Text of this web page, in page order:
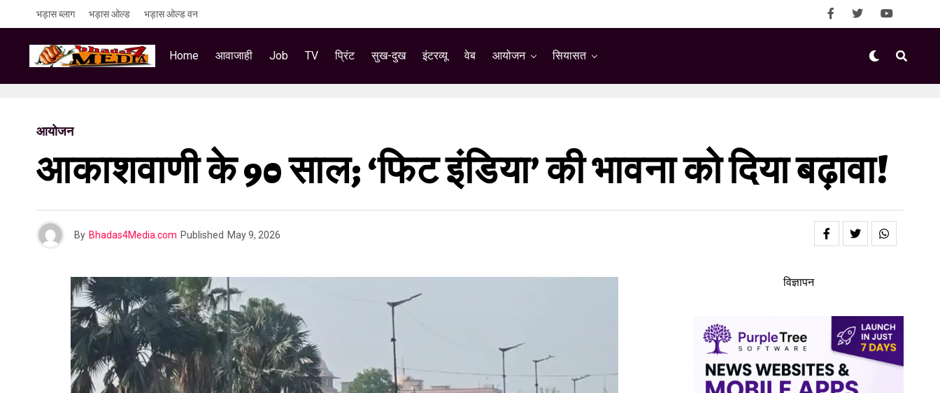
भड़ास ब्लाग भड़ास ओल्ड भड़ास ओल्ड वन
Home आवाजाही Job TV प्रिंट सुख-दुख इंटरव्यू वेब आयोजन सियासत
आयोजन
आकाशवाणी के 90 साल; ‘फिट इंडिया’ की भावना को दिया बढ़ावा!
By Bhadas4Media.com Published May 9, 2026
विज्ञापन